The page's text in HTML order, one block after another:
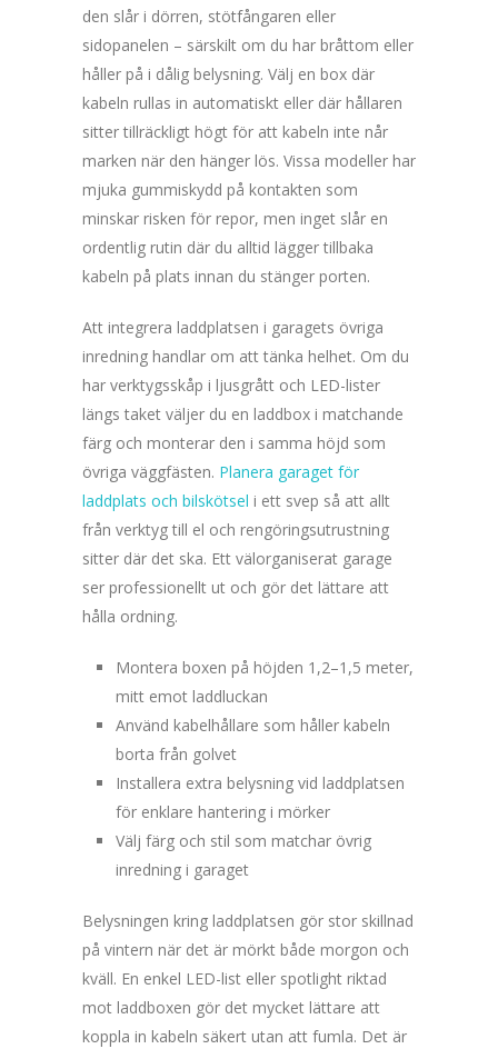
den slår i dörren, stötfångaren eller
sidopanelen – särskilt om du har bråttom eller
håller på i dålig belysning. Välj en box där
kabeln rullas in automatiskt eller där hållaren
sitter tillräckligt högt för att kabeln inte når
marken när den hänger lös. Vissa modeller har
mjuka gummiskydd på kontakten som
minskar risken för repor, men inget slår en
ordentlig rutin där du alltid lägger tillbaka
kabeln på plats innan du stänger porten.
Att integrera laddplatsen i garagets övriga
inredning handlar om att tänka helhet. Om du
har verktygsskåp i ljusgrått och LED-lister
längs taket väljer du en laddbox i matchande
färg och monterar den i samma höjd som
övriga väggfästen. Planera garaget för
laddplats och bilskötsel i ett svep så att allt
från verktyg till el och rengöringsutrustning
sitter där det ska. Ett välorganiserat garage
ser professionellt ut och gör det lättare att
hålla ordning.
Montera boxen på höjden 1,2–1,5 meter,
mitt emot laddluckan
Använd kabelhållare som håller kabeln
borta från golvet
Installera extra belysning vid laddplatsen
för enklare hantering i mörker
Välj färg och stil som matchar övrig
inredning i garaget
Belysningen kring laddplatsen gör stor skillnad
på vintern när det är mörkt både morgon och
kväll. En enkel LED-list eller spotlight riktad
mot laddboxen gör det mycket lättare att
koppla in kabeln säkert utan att fumla. Det är